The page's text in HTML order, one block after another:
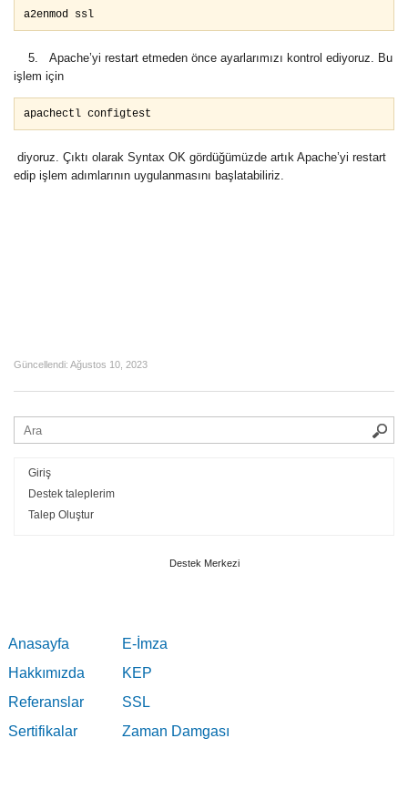
a2enmod ssl
5. Apache’yi restart etmeden önce ayarlarımızı kontrol ediyoruz. Bu
işlem için
apachectl configtest
diyoruz. Çıktı olarak Syntax OK gördüğümüzde artık Apache’yi restart
edip işlem adımlarının uygulanmasını başlatabiliriz.
Güncellendi: Ağustos 10, 2023
Giriş
Destek taleplerim
Talep Oluştur
Destek Merkezi
Anasayfa
Hakkımızda
Referanslar
Sertifikalar
E-İmza
KEP
SSL
Zaman Damgası